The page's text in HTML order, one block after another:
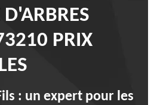
PRIX
: un expert pour les